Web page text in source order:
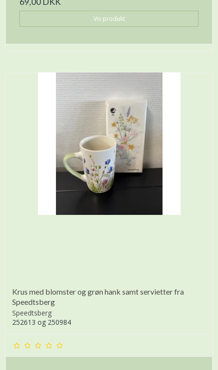
Vis produkt
Krus med blomster og grøn hank samt servietter fra
Speedtsberg
Speedtsberg
252613 og 250984